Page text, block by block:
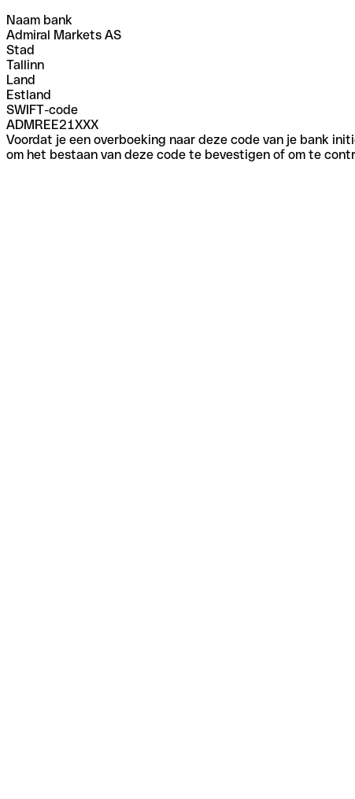
Naam bank
Admiral Markets AS
Stad
Tallinn
Land
Estland
SWIFT-code
ADMREE21XXX
Voordat je een overboeking naar deze code van je bank
om het bestaan van deze code te bevestigen of om te